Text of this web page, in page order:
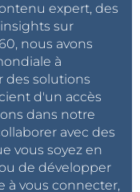
expert, des
sur
nous avons
à
des solutions
d'un accès
dans notre
avec des
vous soyez en
de développer
à vous connecter,